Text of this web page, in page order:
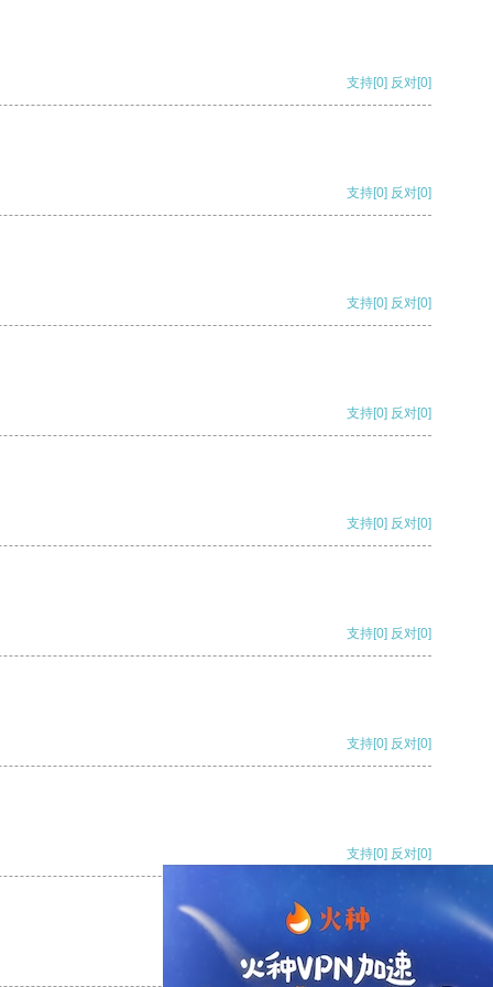
支持[0] 反对[0]
支持[0] 反对[0]
支持[0] 反对[0]
支持[0] 反对[0]
支持[0] 反对[0]
支持[0] 反对[0]
支持[0] 反对[0]
支持[0] 反对[0]
支持[0] 反对